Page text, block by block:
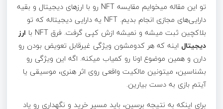
تو این مقاله میخوایم مقایسه NFT رو با ارزهای دیجیتال و بقیه
دارایی‌های مجازی انجام بدیم. NFT یه دارایی دیجیتاله که تو
بلاکچین ثبت میشه و نمیشه ازش کپی گرفت. فرق NFT با
ارز
دیجیتال اینه که هر کدومشون ویژگی غیرقابل تعویض بودن رو
دارن و همین موضوع اونا رو کمیاب میکنه. اگه این ویژگی رو
بشناسین، میتونین مالکیت واقعی روی اثر هنری، موسیقی یا
آیتم بازی به دست بیارین.
برای اینکه به نتیجه برسین، باید مسیر خرید و نگهداری رو یاد